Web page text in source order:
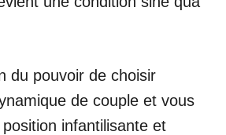
du pouvoir de choisir
de couple et vous
infantilisante et